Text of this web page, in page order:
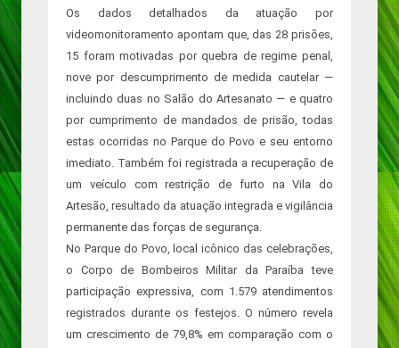
Os dados detalhados da atuação por
videomonitoramento apontam que, das 28 prisões,
15 foram motivadas por quebra de regime penal,
nove por descumprimento de medida cautelar —
incluindo duas no Salão do Artesanato — e quatro
por cumprimento de mandados de prisão, todas
estas ocorridas no Parque do Povo e seu entorno
imediato. Também foi registrada a recuperação de
um veículo com restrição de furto na Vila do
Artesão, resultado da atuação integrada e vigilância
permanente das forças de segurança.
No Parque do Povo, local icônico das celebrações,
o Corpo de Bombeiros Militar da Paraíba teve
participação expressiva, com 1.579 atendimentos
registrados durante os festejos. O número revela
um crescimento de 79,8% em comparação com o